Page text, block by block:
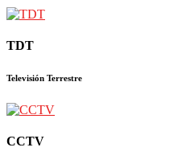
TDT
Televisión Terrestre
CCTV